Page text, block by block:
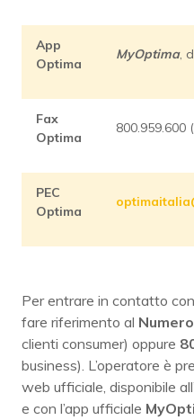
App
Optima
MyOptima,
Fax
Optima
800.959.600
PEC
Optima
Per entrare in contatto con
fare riferimento al
clienti consumer) oppure
business). L’operatore è
web ufficiale, disponibile
e con l’app ufficiale